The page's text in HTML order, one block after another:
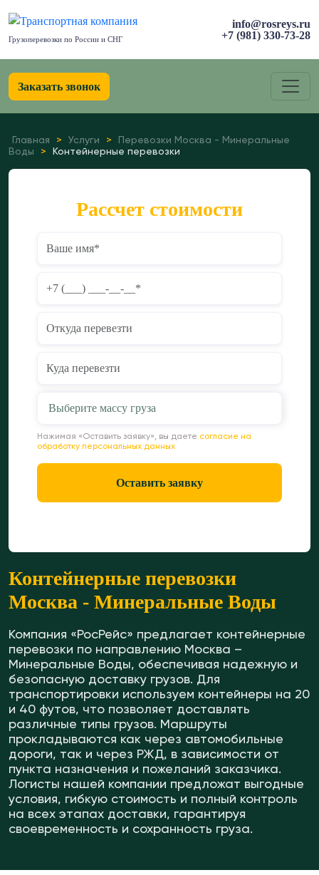
Грузоперевозки по России и СНГ
info@rosreys.ru
+7 (981) 330-73-28
Заказать звонок
Главная > Услуги >
Перевозки Москва - Минеральные
Воды
> Контейнерные перевозки
Контейнерные перевозки
Москва - Минеральные Воды
Компания «РосРейс» предлагает контейнерные
перевозки по направлению Москва –
Минеральные Воды, обеспечивая надежную и
безопасную доставку грузов. Для
транспортировки используем контейнеры на 20
и 40 футов, что позволяет доставлять
различные типы грузов. Маршруты
прокладываются как через автомобильные
дороги, так и через РЖД, в зависимости от
пункта назначения и пожеланий заказчика.
Логисты нашей компании предложат выгодные
условия, гибкую стоимость и полный контроль
на всех этапах доставки, гарантируя
своевременность и сохранность груза.
Рассчет стоимости
Выберите массу груза
Нажимая «Оставить заявку», вы даете согласие на
обработку персональных данных
Оставить заявку